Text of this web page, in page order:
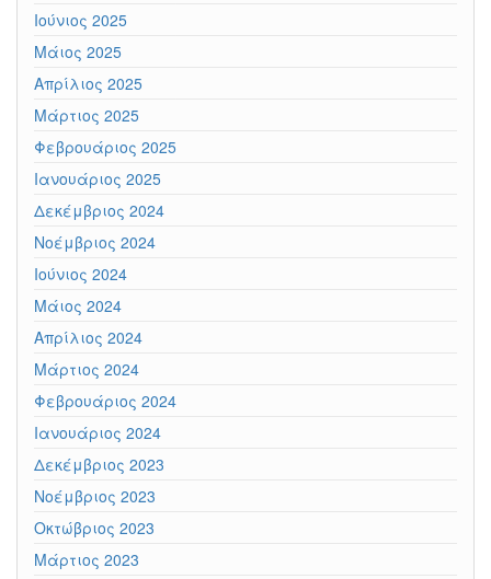
Ιούνιος 2025
Μάιος 2025
Απρίλιος 2025
Μάρτιος 2025
Φεβρουάριος 2025
Ιανουάριος 2025
Δεκέμβριος 2024
Νοέμβριος 2024
Ιούνιος 2024
Μάιος 2024
Απρίλιος 2024
Μάρτιος 2024
Φεβρουάριος 2024
Ιανουάριος 2024
Δεκέμβριος 2023
Νοέμβριος 2023
Οκτώβριος 2023
Μάρτιος 2023